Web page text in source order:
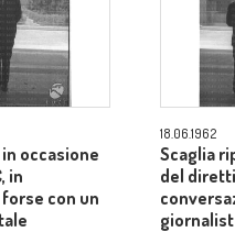
occasione
in
con un
18.06.1962
Scaglia
del